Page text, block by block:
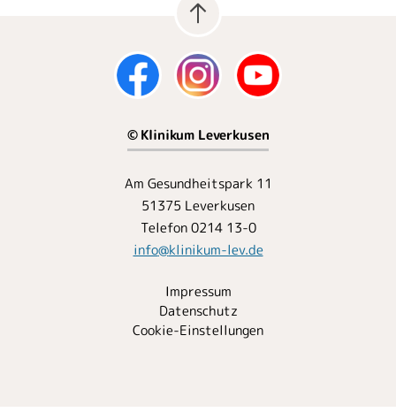
© Klinikum Leverkusen
Am Gesundheitspark 11
51375 Leverkusen
Telefon 0214 13-0
info@klinikum-lev.de
Impressum
Datenschutz
Cookie-Einstellungen